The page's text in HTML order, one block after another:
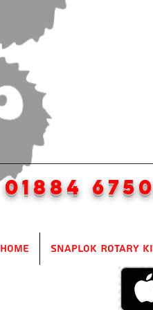
01884
Home SnapLok Rotary